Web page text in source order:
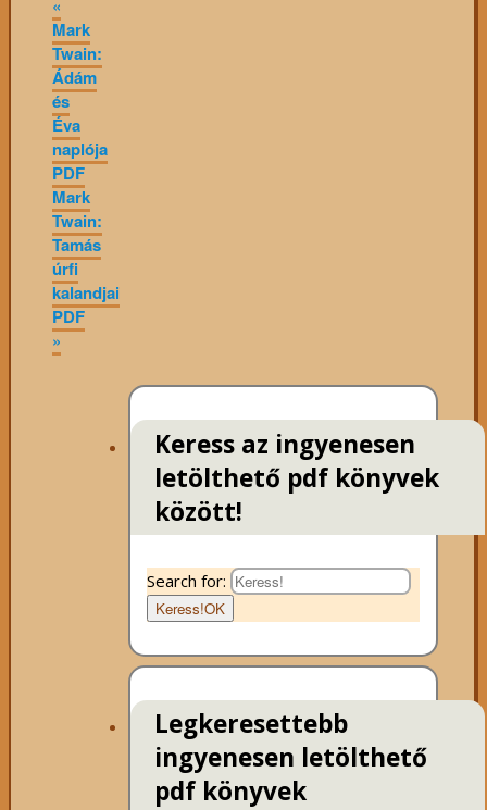
«
Mark
Twain:
Ádám
és
Éva
naplója
PDF
Mark
Twain:
Tamás
úrfi
kalandjai
PDF
»
Keress az ingyenesen
letölthető pdf könyvek
között!
Search for:
Keress!OK
Legkeresettebb
ingyenesen letölthető
pdf könyvek